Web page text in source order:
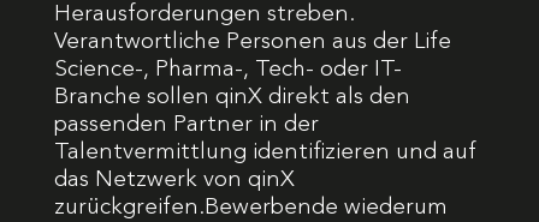
Herausforderungen streben.
Verantwortliche Personen aus der Life
Science-, Pharma-, Tech- oder IT-
Branche sollen qinX direkt als den
passenden Partner in der
Talentvermittlung identifizieren und auf
das Netzwerk von qinX
zurückgreifen.Bewerbende wiederum